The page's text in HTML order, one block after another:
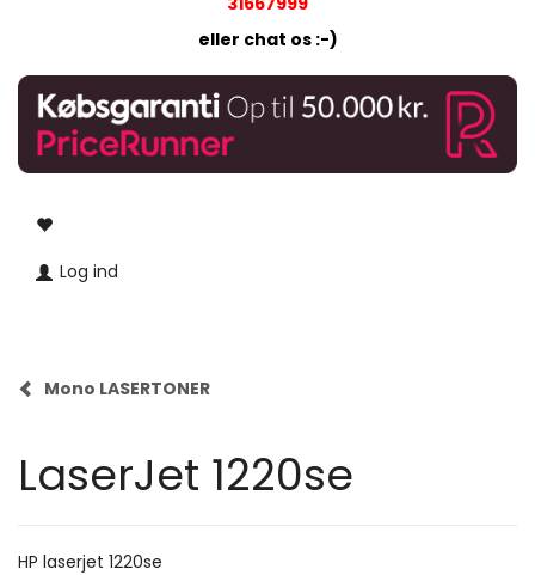
eller chat os :-)
Log ind
Mono LASERTONER
LaserJet 1220se
HP laserjet 1220se